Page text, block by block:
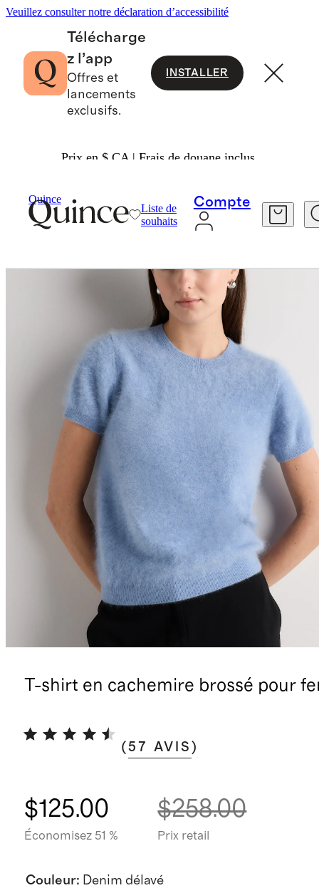
Veuillez consulter notre déclaration d’accessibilité
Télécharge
z l’app
Offres et
lancements
exclusifs.
INSTALLER
Prix en $ CA | Frais de douane inclus.
Quince
Liste de
souhaits
Compte
T-shirt en cachemire brossé pour
(57 AVIS )
$125.00
Économisez 51 %
$258.00
Prix retail
Couleur: Denim délavé